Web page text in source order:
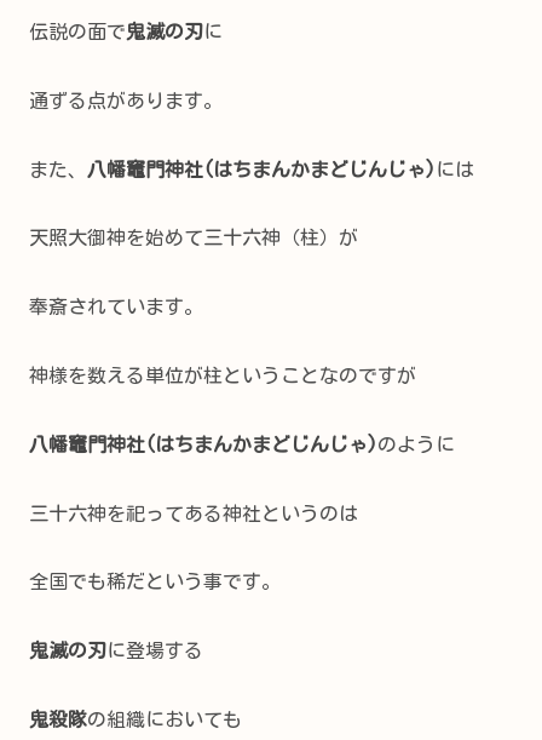
伝説の面で鬼滅の刃に
通ずる点があります。
また、 八幡竈門神社(はちまんかまどじんじゃ) には
天照大御神を始めて三十六神（柱）が
奉斎されています。
神様を数える単位が柱ということなのですが
八幡竈門神社(はちまんかまどじんじゃ)のように
三十六神を祀ってある神社というのは
全国でも稀だという事です。
鬼滅の刃に登場する
鬼殺隊の組織においても